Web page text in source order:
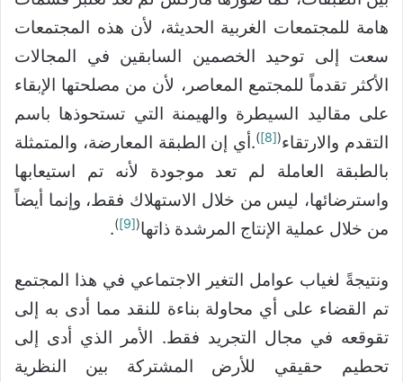
هامة للمجتمعات الغربية الحديثة، لأن هذه المجتمعات
سعت إلى توحيد الخصمين السابقين في المجالات
الأكثر تقدماً للمجتمع المعاصر، لأن من مصلحتها الإبقاء
على مقاليد السيطرة والهيمنة التي تستحوذها باسم
التقدم والارتقاء(
[8]
).أي إن الطبقة المعارضة، والمتمثلة
بالطبقة العاملة لم تعد موجودة لأنه تم استيعابها
واسترضائها، ليس من خلال الاستهلاك فقط، وإنما أيضاً
من خلال عملية الإنتاج المرشدة ذاتها(
[9]
)
.
ونتيجةً لغياب عوامل التغير الاجتماعي في هذا المجتمع
تم القضاء على أي محاولة بناءة للنقد مما أدى به إلى
تقوقعه في مجال التجريد فقط. الأمر الذي أدى إلى
تحطيم حقيقي للأرض المشتركة بين النظرية